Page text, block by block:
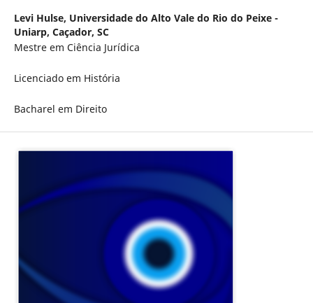
Levi Hulse, Universidade do Alto Vale do Rio do Peixe -
Uniarp, Caçador, SC
Mestre em Ciência Jurídica
Licenciado em História
Bacharel em Direito